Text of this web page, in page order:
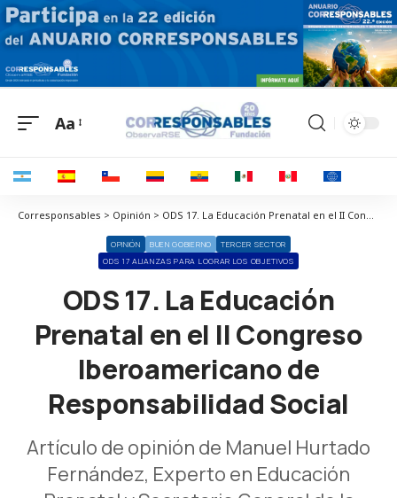
Aa
Corresponsables > Opinión > ODS 17. La Educación Prenatal en el II Congreso Iberoamericano de Responsabilidad Social
OPINIÓN BUEN GOBIERNO
TERCER SECTOR
ODS 17 ALIANZAS PARA LOGRAR LOS OBJETIVOS
ODS 17. La Educación
Prenatal en el II Congreso
Iberoamericano de
Responsabilidad Social
Artículo de opinión de Manuel Hurtado
Fernández, Experto en Educación